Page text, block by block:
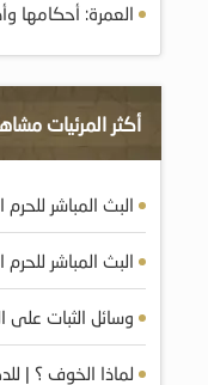
العمرة: أحكامها
أكثر المرئيات
البث المباشر
البث المباشر للحرم
وسائل الثبات على
لماذا الخوف ؟ |